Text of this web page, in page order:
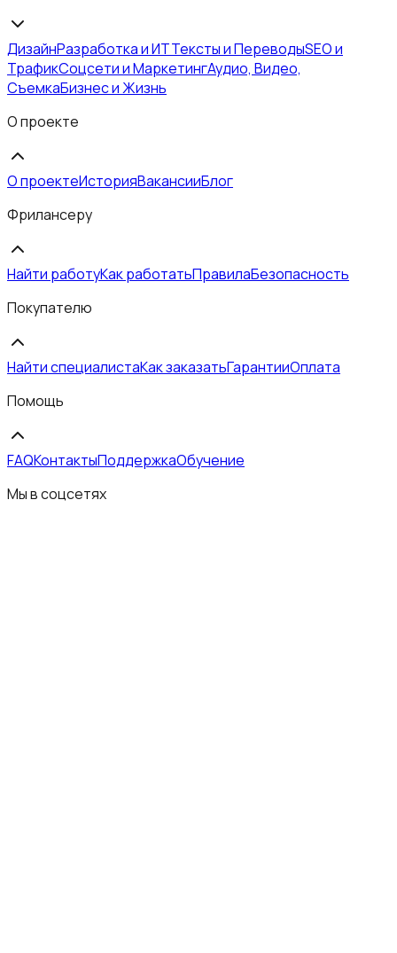
ДизайнРазработка и ИТТексты и ПереводыSEO и
ТрафикСоцсети и МаркетингАудио, Видео,
СъемкаБизнес и Жизнь
О проекте
О проектеИсторияВакансииБлог
Фрилансеру
Найти работуКак работатьПравилаБезопасность
Покупателю
Найти специалистаКак заказатьГарантииОплата
Помощь
FAQКонтактыПоддержкаОбучение
Мы в соцсетях